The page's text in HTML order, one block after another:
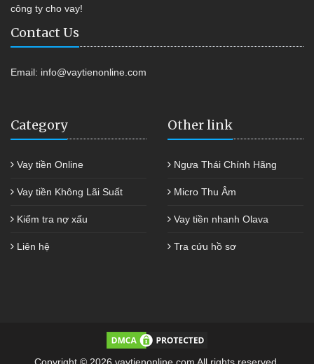
công ty cho vay!
Contact Us
Email: info@vaytienonline.com
Category
Vay tiền Online
Vay tiền Không Lãi Suất
Kiểm tra nợ xấu
Liên hệ
Other link
Ngựa Thái Chính Hãng
Micro Thu Âm
Vay tiền nhanh Olava
Tra cứu hồ sơ